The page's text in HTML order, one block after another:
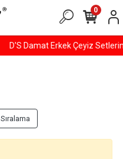
D'S Damat Erkek Çeyiz
0
Sıralama